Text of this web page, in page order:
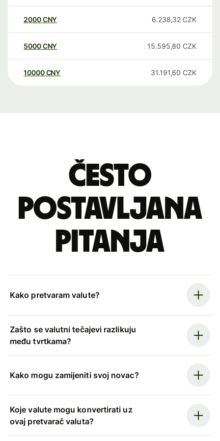
2000CNY 6.238,32 CZK
5000CNY 15.595,80 CZK
10000 CNY 31.191,60 CZK
Često
postavljana
pitanja
Kako pretvaram valute?
Zašto se valutni tečajevi razlikuju
među tvrtkama?
Kako mogu zamijeniti svoj novac?
Koje valute mogu konvertirati uz
ovaj pretvarač valuta?